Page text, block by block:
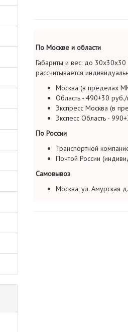
По Москве и области
Габариты и вес: до
рассчитывается
Москва (в пределах
Область - 490+30 руб./
Экспресс Москва (в
Экспесс Область -
По России
Транспортной
Почтой России
Самовывоз
Москва, ул. Амурская